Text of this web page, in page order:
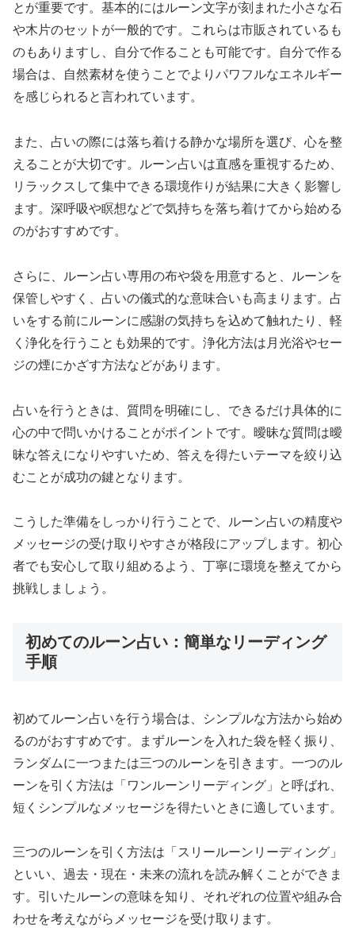
とが重要です。基本的にはルーン文字が刻まれた小さな石
や木片のセットが一般的です。これらは市販されているも
のもありますし、自分で作ることも可能です。自分で作る
場合は、自然素材を使うことでよりパワフルなエネルギー
を感じられると言われています。
また、占いの際には落ち着ける静かな場所を選び、心を整
えることが大切です。ルーン占いは直感を重視するため、
リラックスして集中できる環境作りが結果に大きく影響し
ます。深呼吸や瞑想などで気持ちを落ち着けてから始める
のがおすすめです。
さらに、ルーン占い専用の布や袋を用意すると、ルーンを
保管しやすく、占いの儀式的な意味合いも高まります。占
いをする前にルーンに感謝の気持ちを込めて触れたり、軽
く浄化を行うことも効果的です。浄化方法は月光浴やセー
ジの煙にかざす方法などがあります。
占いを行うときは、質問を明確にし、できるだけ具体的に
心の中で問いかけることがポイントです。曖昧な質問は曖
昧な答えになりやすいため、答えを得たいテーマを絞り込
むことが成功の鍵となります。
こうした準備をしっかり行うことで、ルーン占いの精度や
メッセージの受け取りやすさが格段にアップします。初心
者でも安心して取り組めるよう、丁寧に環境を整えてから
挑戦しましょう。
初めてのルーン占い：簡単なリーディング
手順
初めてルーン占いを行う場合は、シンプルな方法から始め
るのがおすすめです。まずルーンを入れた袋を軽く振り、
ランダムに一つまたは三つのルーンを引きます。一つのル
ーンを引く方法は「ワンルーンリーディング」と呼ばれ、
短くシンプルなメッセージを得たいときに適しています。
三つのルーンを引く方法は「スリールーンリーディング」
といい、過去・現在・未来の流れを読み解くことができま
す。引いたルーンの意味を知り、それぞれの位置や組み合
わせを考えながらメッセージを受け取ります。